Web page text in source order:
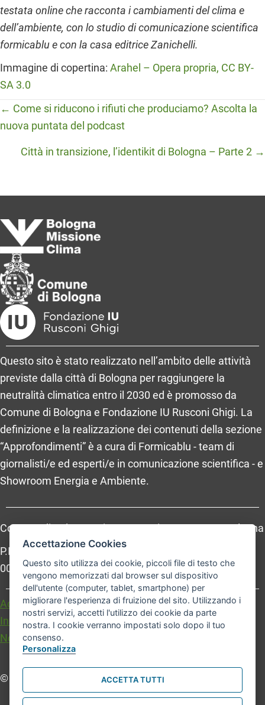
testata online che racconta i cambiamenti del clima e
dell’ambiente, con lo studio di comunicazione scientifica
formicablu e con la casa editrice Zanichelli.
Immagine di copertina: Arahel – Opera propria, CC BY-
SA 3.0
Posts
navigation
← Come si riducono i rifiuti che produciamo? Ascolta la
nuova puntata del podcast
Città in transizione, l’identikit di Bologna – Parte 2 →
Questo sito è stato realizzato nell’ambito delle attività
previste dalla città di Bologna per raggiungere la
neutralità climatica entro il 2030 ed è promosso da
Comune di Bologna e Fondazione IU Rusconi Ghigi. La
definizione e la realizzazione dei contenuti della sezione
“Approfondimenti” è a cura di Formicablu - team di
giornalisti/e ed esperti/e in comunicazione scientifica - e
Showroom Energia e Ambiente.
Comune di Bologna, Piazza Maggiore, 6 - 40124 Bologna
P.Iva: 01232710374 - Cod. IBAN: IT 88 R 02008 02435
000020067156
Accessibilità
Carta dei valori
Informativa sul trattamento dei dati personali
Note legali
© Comune di Bologna. Tutti i diritti riservati.
Accettazione Cookies
Questo sito utilizza dei cookie, piccoli file di testo che
vengono memorizzati dal browser sul dispositivo
dell'utente (computer, tablet, smartphone) per
migliorare l'esperienza di fruizione del sito. Utilizzando i
nostri servizi, accetti l'utilizzo dei cookie da parte
nostra. I cookie verranno impostati solo dopo il tuo
consenso.
Personalizza
ACCETTA TUTTI